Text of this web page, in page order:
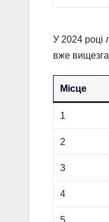
У 2024 році
вже
Місце
1
2
3
4
5